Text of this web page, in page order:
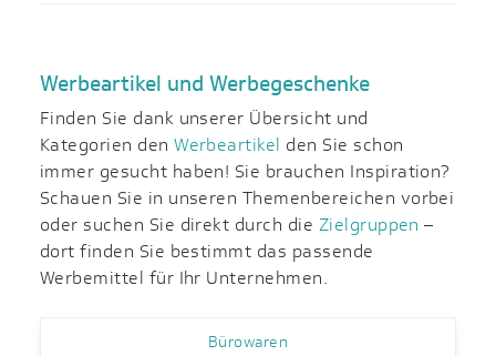
Werbeartikel und Werbegeschenke
Finden Sie dank unserer Übersicht und
Kategorien denWerbeartikel den Sie schon
immer gesucht haben! Sie brauchen Inspiration?
Schauen Sie in unseren Themenbereichen vorbei
oder suchen Sie direkt durch die Zielgruppen –
dort finden Sie bestimmt das passende
Werbemittel für Ihr Unternehmen.
Bürowaren